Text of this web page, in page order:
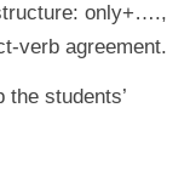
only+….,
verb agreement.
students’